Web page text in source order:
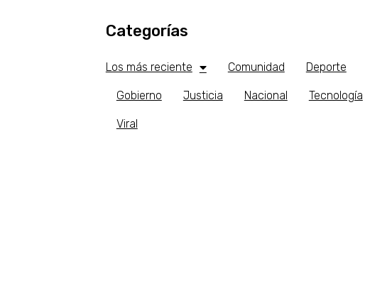
Categorías
Los más reciente Comunidad Deporte
Gobierno Justicia Nacional Tecnología
Viral